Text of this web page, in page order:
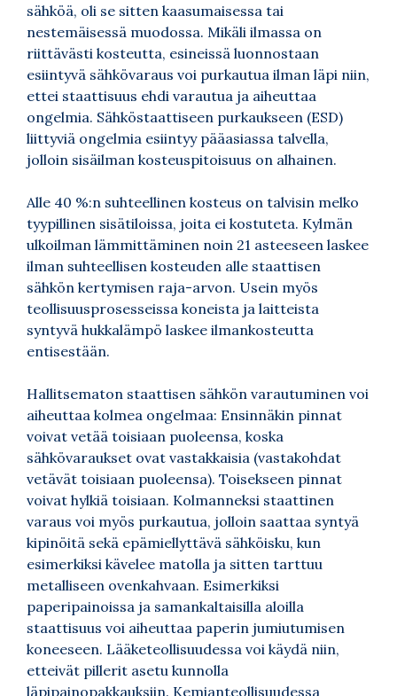
sähköä, oli se sitten kaasumaisessa tai
nestemäisessä muodossa. Mikäli ilmassa on
riittävästi kosteutta, esineissä luonnostaan
esiintyvä sähkövaraus voi purkautua ilman läpi niin,
ettei staattisuus ehdi varautua ja aiheuttaa
ongelmia. Sähköstaattiseen purkaukseen (ESD)
liittyviä ongelmia esiintyy pääasiassa talvella,
jolloin sisäilman kosteuspitoisuus on alhainen.
Alle 40 %:n suhteellinen kosteus on talvisin melko
tyypillinen sisätiloissa, joita ei kostuteta. Kylmän
ulkoilman lämmittäminen noin 21 asteeseen laskee
ilman suhteellisen kosteuden alle staattisen
sähkön kertymisen raja-arvon. Usein myös
teollisuusprosesseissa koneista ja laitteista
syntyvä hukkalämpö laskee ilmankosteutta
entisestään.
Hallitsematon staattisen sähkön varautuminen voi
aiheuttaa kolmea ongelmaa: Ensinnäkin pinnat
voivat vetää toisiaan puoleensa, koska
sähkövaraukset ovat vastakkaisia (vastakohdat
vetävät toisiaan puoleensa). Toisekseen pinnat
voivat hylkiä toisiaan. Kolmanneksi staattinen
varaus voi myös purkautua, jolloin saattaa syntyä
kipinöitä sekä epämiellyttävä sähköisku, kun
esimerkiksi kävelee matolla ja sitten tarttuu
metalliseen ovenkahvaan. Esimerkiksi
paperipainoissa ja samankaltaisilla aloilla
staattisuus voi aiheuttaa paperin jumiutumisen
koneeseen. Lääketeollisuudessa voi käydä niin,
etteivät pillerit asetu kunnolla
läpipainopakkauksiin. Kemianteollisuudessa